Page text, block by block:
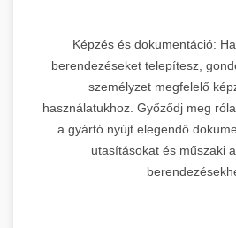
Képzés és dokumentáció:
berendezéseket telepítesz,
személyzet megfelelő
használatukhoz. Győződj meg
a gyártó nyújt elegendő
utasításokat és műszaki